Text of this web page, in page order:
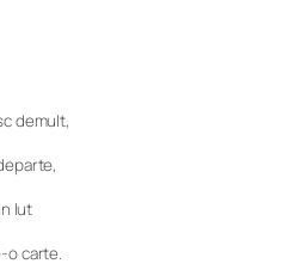
demult,
lut
o carte.